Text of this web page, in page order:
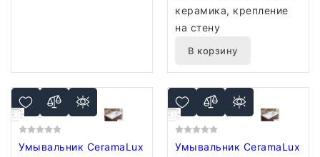
керамика, крепление
на стену
В корзину
Умывальник CeramaLux
Умывальник CeramaLux